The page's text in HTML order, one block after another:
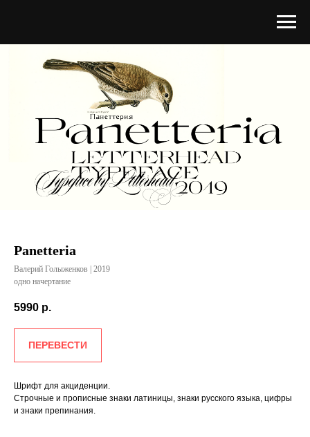
Panetteria
Валерий Голыженков | 2019
одно начертание
5990 р.
ПЕРЕВЕСТИ
Шрифт для акциденции.
Строчные и прописные знаки латиницы, знаки русского языка, цифры
и знаки препинания.